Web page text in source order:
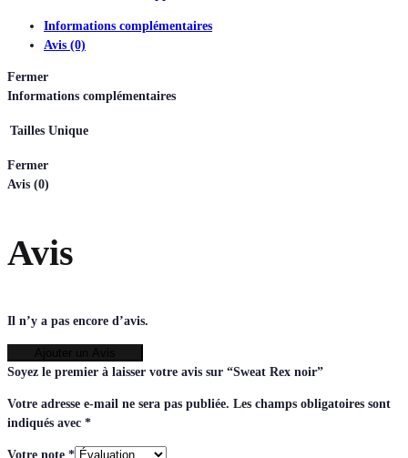
Informations complémentaires
Avis (0)
Fermer
Informations complémentaires
Tailles Unique
Fermer
Avis (0)
Avis
Il n’y a pas encore d’avis.
Soyez le premier à laisser votre avis sur “Sweat Rex noir”
Votre adresse e-mail ne sera pas publiée. Les champs obligatoires sont
indiqués avec *
Votre note *